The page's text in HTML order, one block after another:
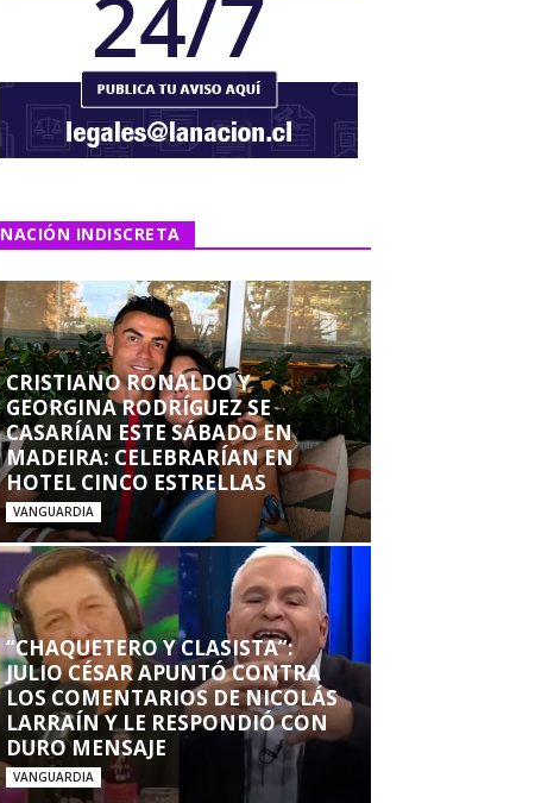
NACIÓN INDISCRETA
CRISTIANO RONALDO Y
GEORGINA RODRÍGUEZ SE
CASARÍAN ESTE SÁBADO EN
MADEIRA: CELEBRARÍAN EN
HOTEL CINCO ESTRELLAS
VANGUARDIA
“CHAQUETERO Y CLASISTA”:
JULIO CÉSAR APUNTÓ CONTRA
LOS COMENTARIOS DE NICOLÁS
LARRAÍN Y LE RESPONDIÓ CON
DURO MENSAJE
VANGUARDIA